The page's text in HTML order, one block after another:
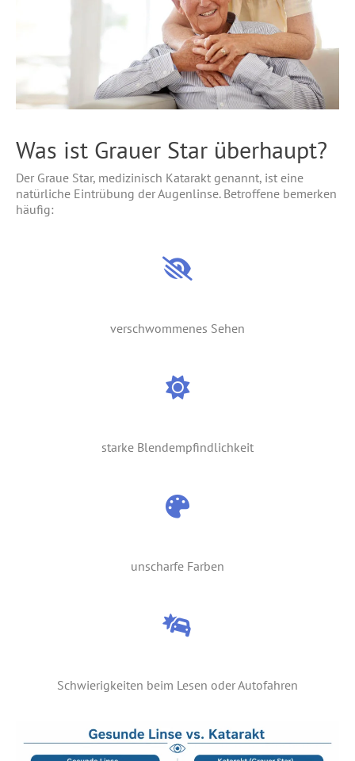
Was ist Grauer Star überhaupt?
Der Graue Star, medizinisch Katarakt genannt, ist eine
natürliche Eintrübung der Augenlinse. Betroffene bemerken
häufig:
verschwommenes Sehen
starke Blendempfindlichkeit
unscharfe Farben
Schwierigkeiten beim Lesen oder Autofahren